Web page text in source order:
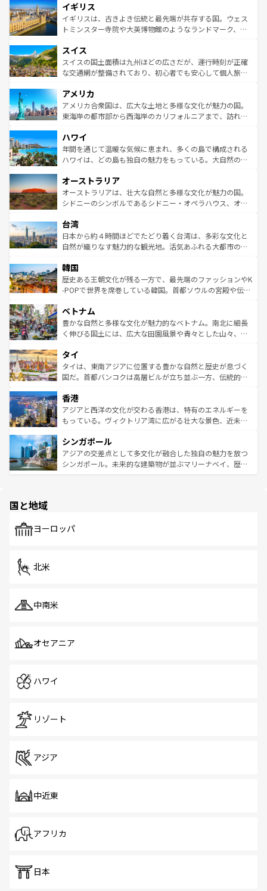
いる。シャンパンの発祥地であるランス、プロヴァンスの
香り高いラベンダー畑など、多彩な楽しみ方が可能だ。さ
らに、パリ以外の地域にも魅力が溢れており、どの街角に
れる地方に足を運ぶとそれぞれで全く異なる文化を体験で
きるだろう。 なお、新着のフランス情報はコンテンツ一覧
を参照してほしい。
顔を持つこの国は、どこを歩いても飽きることがない。ベ
ルリンの文化的活気、バイエルン州のアルプスの絶景、そ
してライン川沿いのワイン畑といった風景は必見。ビール
は、お酒好きな人にはぜひ体験してほしい。 なお、新着の
ドイツ情報はコンテンツ一覧を参照してほしい。
イギリス
イギリスは、古きよき伝統と最先端が共存する国。ウェス
トミンスター寺院や大英博物館のようなランドマーク、歴
リアごとに異なる魅力がある。また、優雅なアフタヌーン
ティー、ビール好きにはたまらない英国パブ、サッカー観
戦など、本場だからこそできる体験も豊富。イギリスを旅
ンツ一覧を参照してほしい。
スイス
スイスの国土面積は九州ほどの広さだが、運行時刻が正確
な交通網が整備されており、初心者でも安心して個人旅行
の建物がそのまま残る町や、スイスならではのユニークな
博物館もあり、アルプス観光だけでなく町歩きも満喫する
ことができる。国民の所得が高いため物価も高いが、旅行
ば市内交通費無料で観光を楽しむこともできる。 なお、新
着のスイス情報はコンテンツ一覧 を参照してほしい。
アメリカ
アメリカ合衆国は、広大な土地と多様な文化が魅力の国。
東海岸の都市部から西海岸のカリフォルニアまで、訪れる
のような巨大都市は、観光、ショッピング、エンターテイ
ンメントが詰まった刺激的なスポットだ。一方、アメリカ
西部には大自然が広がり、グランドキャニオンやイエロー
部のニューオーリンズでは、音楽と美食が融合した独特の
文化が魅力。旅行者はアメリカの各地域で異なる魅力を楽
しみながら、その多様性と豊かな歴史を感じることができ
ならではの贅沢な旅のスタイルだ。 なお、新着のアメリカ
情報はコンテンツ一覧を参照してほしい。
ハワイ
年間を通じて温暖な気候に恵まれ、多くの島で構成される
ハワイは、どの島も独自の魅力をもっている。大自然の神
ワイ島は見逃せない。また、定番の観光地といえばオアフ
島だが、静かな自然を求めるならマウイ島やカウアイ島が
おすすめ。エメラルドグリーンに輝く海をはじめ、豊かな
れるおもてなしの心で訪れる人々を迎えてくれるハワイの
人々、おいしいローカルフードやハワイアンミュージッ
ク、伝統的なフラダンスなど、すべてがハワイの魅力を彩
ワイを、存分に味わってほしい。 なお、新着のハワイ情報
はコンテンツ一覧を参照してほしい。
オーストラリア
オーストラリアは、壮大な自然と多様な文化が魅力の国。
シドニーのシンボルであるシドニー・オペラハウス、オー
リアリーフや大陸中央部にそびえるウルル（エアーズロッ
ク）、タスマニアの美しい原生林やケアンズの熱帯雨林な
ど、見どころがたくさん。また、カフェやワイン、オージ
いる。アクティビティも充実しており、サーフィンやダイ
ビング、ハイキングなど、アウトドア好きにはたまらな
い。オーストラリアの多彩な魅力を存分に味わいつくそ
参照してほしい。
台湾
日本から約４時間ほどでたどり着く台湾は、多彩な文化と
自然が織りなす魅力的な観光地。活気あふれる大都市の台
ン）、静ひつな山岳地帯である台湾東部など、都市の喧騒
と山間の静けさが共存しており、訪れる人に新しい発見と
驚きをもたらしてくれる。また、奥深い台湾の食文化も魅
容にもいいと評判のスイーツなど、バラエティ豊かな料理
が味わえる。 なお、新着の台湾情報は コンテンツ一覧を参
照してほしい。
韓国
歴史ある王朝文化が残る一方で、最先端のファッションやK
-POPで世界を席巻している韓国。首都ソウルの宮殿や伝統
き、地方に足を延ばせば四季折々の自然美を楽しむことが
できる。そして、キムチや焼肉、絶品のストリートフード
まで、さまざまな韓国料理が待っている。夜には、韓国な
リティに包まれながら、韓国の多彩な魅力を心ゆくまで味
わってみてほしい。 なお、新着の韓国情報はコンテンツ一
覧を参照してほしい。
ベトナム
豊かな自然と多様な文化が魅力的なベトナム。南北に細長
く伸びる国土には、広大な田園風景や青々とした山々、世
急速な発展と共に伝統が息づく。ハノイの古い町並みやホ
ーチミン市のフランス統治時代の建物も、独特の雰囲気を
醸し出している。また、バラエティの豊かさとおいしさで
とつ。フォーやバインミー、ベトナムコーヒーなどは、ぜ
ひ現地で味わいたい。どの地域を訪れてもあたたかい人々
が旅行者を迎えてくれるので、きっと忘れられない旅にな
参照してほしい。
タイ
タイは、東南アジアに位置する豊かな自然と歴史が息づく
国だ。首都バンコクは高層ビルが立ち並ぶ一方、伝統的な
の活気が交差している。北部ではチェンマイなどの山岳地
帯で自然と触れ合い、南部ではプーケットやクラビの美し
いビーチでリゾート気分を楽しむことができる。タイ料理
激する。気候は一年中温暖で、どの季節にも異なる楽しみ
が待っている。親しみやすいタイの人々、仏教を中心とし
た文化、そして多様な観光資源が、訪れる旅人を魅了し続
香港
アジアと西洋の文化が交わる香港は、特有のエネルギーを
もっている。ヴィクトリア湾に広がる壮大な景色、近未来
み、どこを訪れても感動するはず。観光スポットが密集し
ており、効率よく見どころを回れるのも魅力。息をのむよ
うな絶景から文化的な体験まで、香港を存分に楽しみ尽く
シンガポール
アジアの交差点として多文化が融合した独自の魅力を放つ
シンガポール。未来的な建築物が並ぶマリーナベイ、歴史
で、ホーカーズは地元の風情を楽しめる外せないスポット
国と地域
ヨーロッパ
北米
中南米
オセアニア
ハワイ
リゾート
アジア
中近東
アフリカ
日本